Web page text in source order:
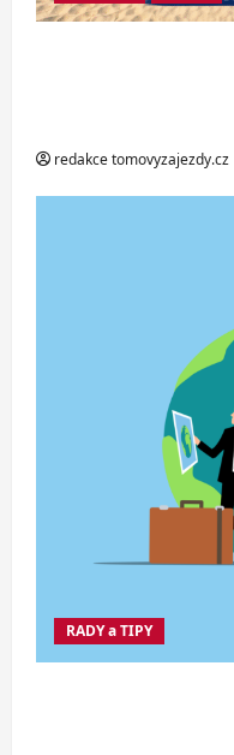
redakce tomovyzajezdy.cz
RADY a TIPY